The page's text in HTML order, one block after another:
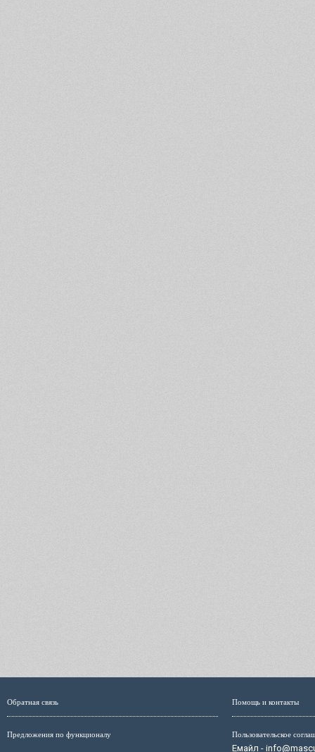
Обратная связь
Предложения по функционалу
Помощь и контакты
Пользовательское
Емайл -